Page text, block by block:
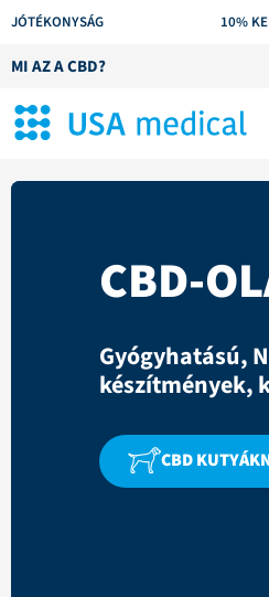
JÓTÉKONYSÁG 10%
MI AZ A CBD?
CBD-
Gyógyhatású,
készítmények,
CBD